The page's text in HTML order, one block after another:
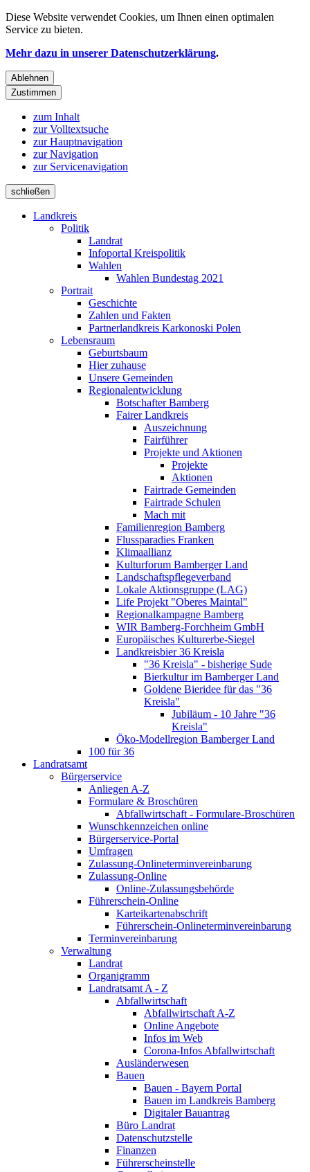
Diese Website verwendet Cookies, um Ihnen einen optimalen
Service zu bieten.
Mehr dazu in unserer Datenschutzerklärung.
Ablehnen
Zustimmen
zum Inhalt
zur Volltextsuche
zur Hauptnavigation
zur Navigation
zur Servicenavigation
schließen
Landkreis
Politik
Landrat
Infoportal Kreispolitik
Wahlen
Wahlen Bundestag 2021
Portrait
Geschichte
Zahlen und Fakten
Partnerlandkreis Karkonoski Polen
Lebensraum
Geburtsbaum
Hier zuhause
Unsere Gemeinden
Regionalentwicklung
Botschafter Bamberg
Fairer Landkreis
Auszeichnung
Fairführer
Projekte und Aktionen
Projekte
Aktionen
Fairtrade Gemeinden
Fairtrade Schulen
Mach mit
Familienregion Bamberg
Flussparadies Franken
Klimaallianz
Kulturforum Bamberger Land
Landschaftspflegeverband
Lokale Aktionsgruppe (LAG)
Life Projekt "Oberes Maintal"
Regionalkampagne Bamberg
WIR Bamberg-Forchheim GmbH
Europäisches Kulturerbe-Siegel
Landkreisbier 36 Kreisla
"36 Kreisla" - bisherige Sude
Bierkultur im Bamberger Land
Goldene Bieridee für das "36
Kreisla"
Jubiläum - 10 Jahre "36
Kreisla"
Öko-Modellregion Bamberger Land
100 für 36
Landratsamt
Bürgerservice
Anliegen A-Z
Formulare & Broschüren
Abfallwirtschaft - Formulare-Broschüren
Wunschkennzeichen online
Bürgerservice-Portal
Umfragen
Zulassung-Onlineterminvereinbarung
Zulassung-Online
Online-Zulassungsbehörde
Führerschein-Online
Karteikartenabschrift
Führerschein-Onlineterminvereinbarung
Terminvereinbarung
Verwaltung
Landrat
Organigramm
Landratsamt A - Z
Abfallwirtschaft
Abfallwirtschaft A-Z
Online Angebote
Infos im Web
Corona-Infos Abfallwirtschaft
Ausländerwesen
Bauen
Bauen - Bayern Portal
Bauen im Landkreis Bamberg
Digitaler Bauantrag
Büro Landrat
Datenschutzstelle
Finanzen
Führerscheinstelle